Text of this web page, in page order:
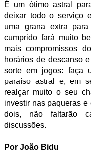
É um ótimo astral
deixar todo o serviço
uma grana extra
cumprido fará muito
mais compromissos
horários de descanso
sorte em jogos: faça
paraíso astral e, em
realçar muito o seu
investir nas paqueras e
dois, não faltarão
discussões.
Por João Bidu